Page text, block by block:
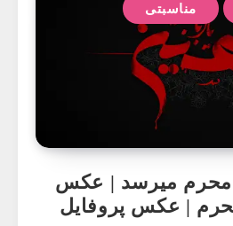
مناسبتی
میرسد | عکس
| عکس پروفایل